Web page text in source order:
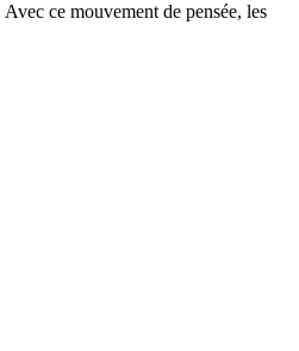
ce mouvement de pensée, les